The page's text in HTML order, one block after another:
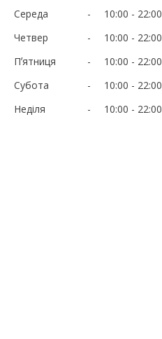
Середа
10:00
22:00
Четвер
10:00
22:00
Пʼятниця
10:00
22:00
Субота
10:00
22:00
Неділя
10:00 22:00